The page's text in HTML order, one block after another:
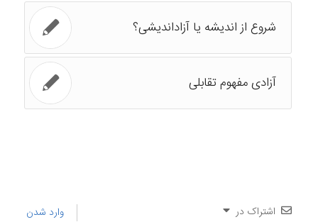
شروع از اندیشه یا آزاداندیشی؟
آزادی مفهوم تقابلی
اشتراک در وارد شدن